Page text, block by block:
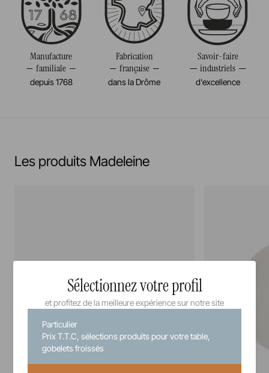
Résiste au congélateur et aux chocs thermiques
(-20°c)
Pas de cuisson à la flamme, ni gaz, ni électrique
Poids 0,610KG
Manufacture
familiale
depuis 1768
Fabrication
française
dans la Drôme
Savoir-faire
industriels
d'excellence
Les produits Madeleine
Sélectionnez votre profil
et profitez de la meilleure expérience sur notre site
Particulier
Prix T.T.C, sélections produits pour votre table,
gobelets froissés